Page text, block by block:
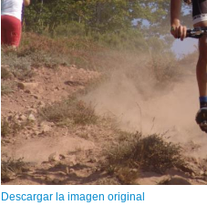
Descargar la imagen original